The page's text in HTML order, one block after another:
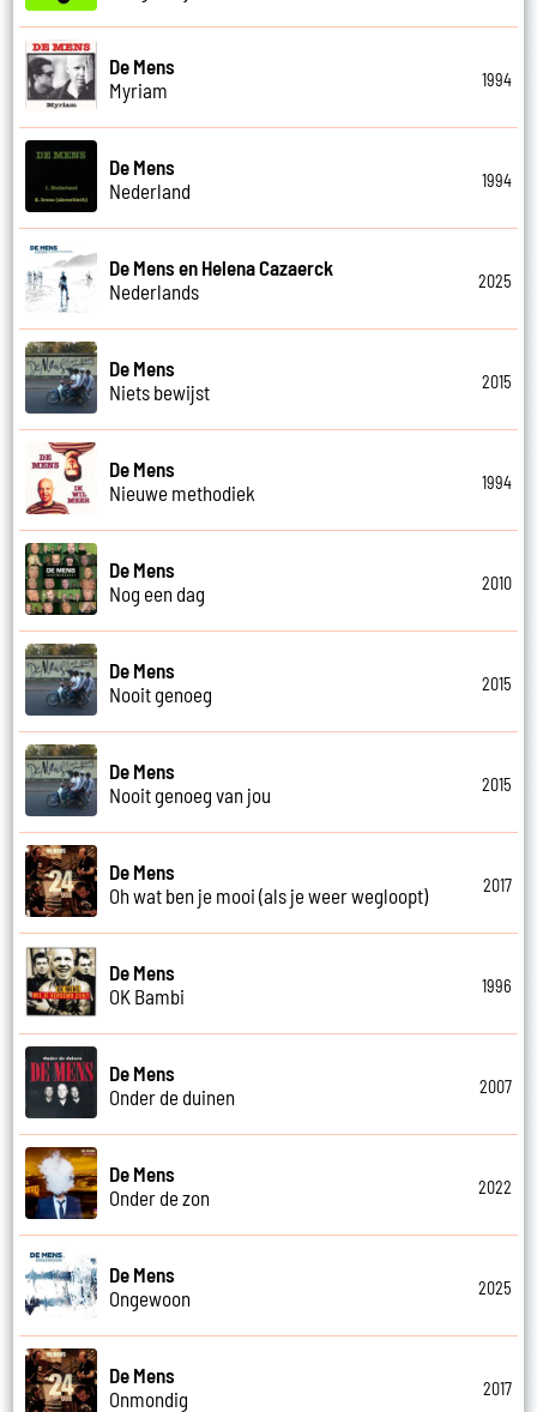
De Mens
Myriam
1994
De Mens
Nederland
1994
De Mens en Helena Cazaerck
Nederlands
2025
De Mens
Niets bewijst
2015
De Mens
Nieuwe methodiek
1994
De Mens
Nog een dag
2010
De Mens
Nooit genoeg
2015
De Mens
Nooit genoeg van jou
2015
De Mens
Oh wat ben je mooi (als je weer wegloopt)
2017
De Mens
OK Bambi
1996
De Mens
Onder de duinen
2007
De Mens
Onder de zon
2022
De Mens
Ongewoon
2025
De Mens
Onmondig
2017